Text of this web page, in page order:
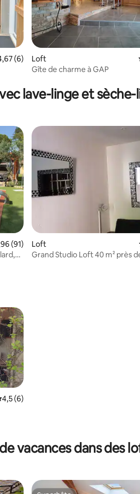
: 4,7 sur 5
moyenne sur la base de 6
(6)
Loft
Gîte de charme à GAP
lave-linge et sèche-
: 4,95 sur 5
moyenne sur la base de 91
(91)
Loft
Grand Studio Loft 40 m² près des Gor. du
: 4,9 sur 5
moyenne sur la base de 6
4,5 (6)
vacances dans des